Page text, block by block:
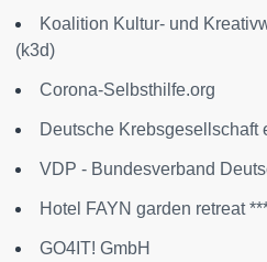
Koalition Kultur- und
(k3d)
Corona-Selbsthilfe.org
Deutsche Krebsgesellschaft
VDP - Bundesverband
Hotel FAYN garden retreat
GO4IT! GmbH